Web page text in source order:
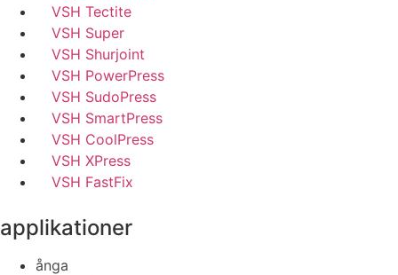
VSH Tectite
VSH Super
VSH Shurjoint
VSH PowerPress
VSH SudoPress
VSH SmartPress
VSH CoolPress
VSH XPress
VSH FastFix
applikationer
ånga